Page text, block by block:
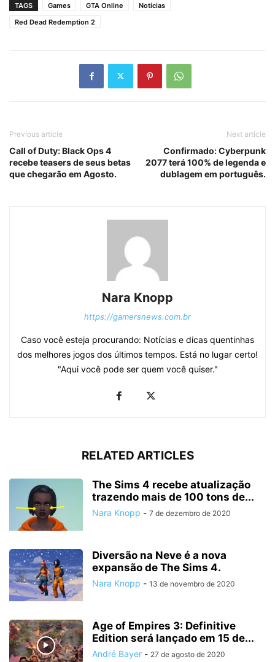
TAGS Games GTA Online
Notícias
Red Dead Redemption 2
Previous article
Call of Duty: Black Ops 4
recebe teasers de seus betas
que chegarão em Agosto.
Next article
Confirmado: Cyberpunk
2077 terá 100% de legenda e
dublagem em português.
Nara Knopp
https://gamersnews.com.br
Caso você esteja procurando: Notícias e dicas quentinhas
dos melhores jogos dos últimos tempos. Está no lugar certo!
"Aqui você pode ser quem você quiser."
RELATED ARTICLES
The Sims 4 recebe atualização
trazendo mais de 100 tons de...
Nara Knopp - 7 de dezembro de 2020
Diversão na Neve é a nova
expansão de The Sims 4.
Nara Knopp - 13 de novembro de 2020
Age of Empires 3: Definitive
Edition será lançado em 15 de...
André Bayer - 27 de agosto de 2020